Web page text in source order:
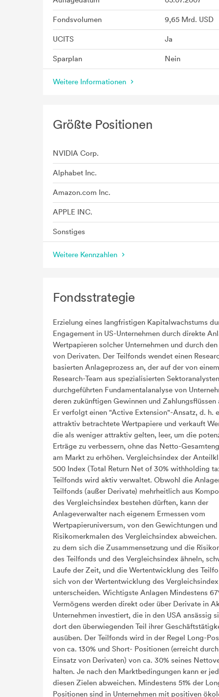
Fondsvolumen 9,65 Mrd. USD
UCITS Ja
Sparplan Nein
Weitere Informationen
Größte Positionen
NVIDIA Corp.
Alphabet Inc.
Amazon.com Inc.
APPLE INC.
Sonstiges
Weitere Kennzahlen
Fondsstrategie
Erzielung eines langfristigen Kapitalwachstums
Engagement in US-Unternehmen durch direkte
Wertpapieren solcher Unternehmen und durch den
von Derivaten. Der Teilfonds wendet einen
basierten Anlageprozess an, der auf der von einem
Research-Team aus spezialisierten Sektoranalysten
durchgeführten Fundamentalanalyse von
deren zukünftigen Gewinnen und Zahlungsflüssen
Er verfolgt einen "Active Extension"-Ansatz, d. h.
attraktiv betrachtete Wertpapiere und verkauft
die als weniger attraktiv gelten, leer, um die
Erträge zu verbessern, ohne das Netto-
am Markt zu erhöhen. Vergleichsindex der
500 Index (Total Return Net of 30% withholding
Teilfonds wird aktiv verwaltet. Obwohl die
Teilfonds (außer Derivate) mehrheitlich aus
des Vergleichsindex bestehen dürften, kann der
Anlageverwalter nach eigenem Ermessen vom
Wertpapieruniversum, von den Gewichtungen
Risikomerkmalen des Vergleichsindex
zu dem sich die Zusammensetzung und die
des Teilfonds und des Vergleichsindex ähneln,
Laufe der Zeit, und die Wertentwicklung des
sich von der Wertentwicklung des
unterscheiden. Wichtigste Anlagen Mindestens
Vermögens werden direkt oder über Derivate in
Unternehmen investiert, die in den USA ansässig
dort den überwiegenden Teil ihrer
ausüben. Der Teilfonds wird in der Regel Long-
von ca. 130% und Short- Positionen (erreicht
Einsatz von Derivaten) von ca. 30% seines
halten. Je nach den Marktbedingungen kann er
diesen Zielen abweichen. Mindestens 51% der
Positionen sind in Unternehmen mit positiven